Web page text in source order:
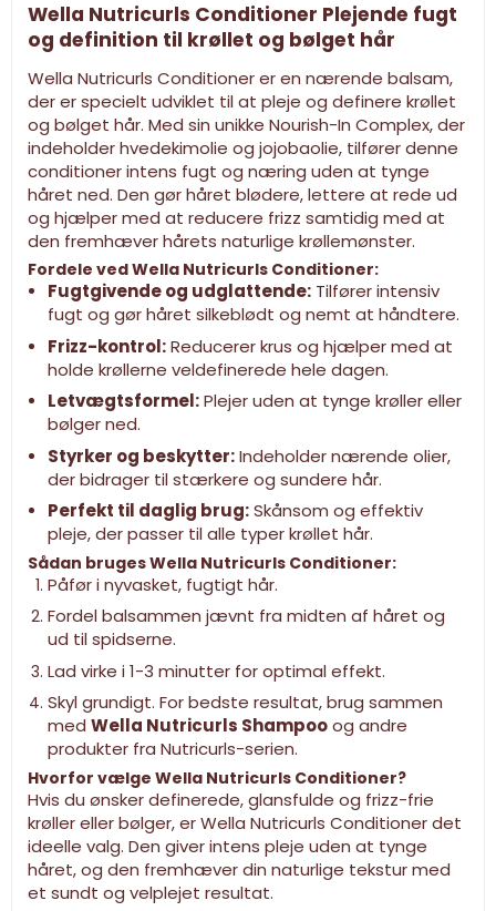
Wella Nutricurls Conditioner Plejende fugt
og definition til krøllet og bølget hår
Wella Nutricurls Conditioner er en nærende balsam,
der er specielt udviklet til at pleje og definere krøllet
og bølget hår. Med sin unikke Nourish-In Complex, der
indeholder hvedekimolie og jojobaolie, tilfører denne
conditioner intens fugt og næring uden at tynge
håret ned. Den gør håret blødere, lettere at rede ud
og hjælper med at reducere frizz samtidig med at
den fremhæver hårets naturlige krøllemønster.
Fordele ved Wella Nutricurls Conditioner:
Fugtgivende og udglattende:Tilfører intensiv
fugt og gør håret silkeblødt og nemt at håndtere.
Frizz-kontrol:Reducerer krus og hjælper med at
holde krøllerne veldefinerede hele dagen.
Letvægtsformel:Plejer uden at tynge krøller eller
bølger ned.
Styrker og beskytter:Indeholder nærende olier,
der bidrager til stærkere og sundere hår.
Perfekt til daglig brug:Skånsom og effektiv
pleje, der passer til alle typer krøllet hår.
Sådan bruges Wella Nutricurls Conditioner:
Påfør i nyvasket, fugtigt hår.
Fordel balsammen jævnt fra midten af håret og
ud til spidserne.
Lad virke i 1-3 minutter for optimal effekt.
Skyl grundigt. For bedste resultat, brug sammen
med Wella Nutricurls Shampooog andre
produkter fra Nutricurls-serien.
Hvorfor vælge Wella Nutricurls Conditioner?
Hvis du ønsker definerede, glansfulde og frizz-frie
krøller eller bølger, er Wella Nutricurls Conditioner det
ideelle valg. Den giver intens pleje uden at tynge
håret, og den fremhæver din naturlige tekstur med
et sundt og velplejet resultat.